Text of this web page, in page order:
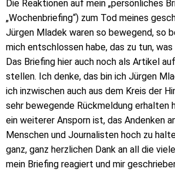
Die Reaktionen auf mein „persönliches
„Wochenbriefing“) zum Tod meines
Jürgen Mladek waren so bewegend, so
mich entschlossen habe, das zu tun,
Das Briefing hier auch noch als Artikel
stellen. Ich denke, das bin ich Jürgen
ich inzwischen auch aus dem Kreis der
sehr bewegende Rückmeldung erhalten
ein weiterer Ansporn ist, das Andenken
Menschen und Journalisten hoch zu
ganz, ganz herzlichen Dank an all die
mein Briefing reagiert und mir